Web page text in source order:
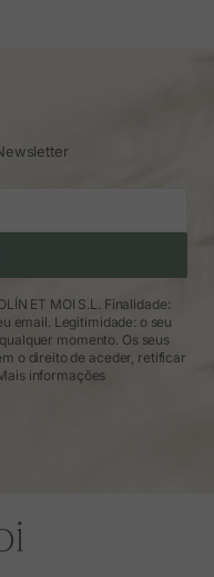
ET MOI S.L. Finalidade:
email. Legitimidade: o seu
momento. Os seus
o direito de aceder, retificar
informações